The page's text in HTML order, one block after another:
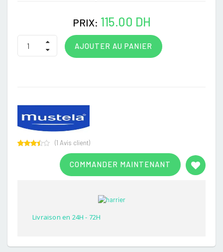
PRIX: 115.00 DH
AJOUTER AU PANIER
COMMANDER MAINTENANT
(1 Avis client)
Livraison en 24H - 72H